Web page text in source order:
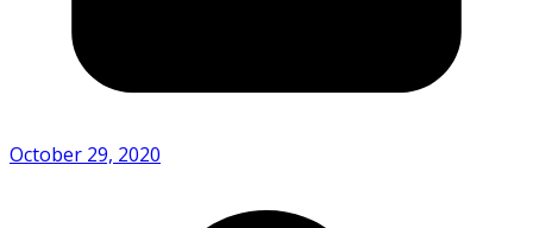
October 29, 2020